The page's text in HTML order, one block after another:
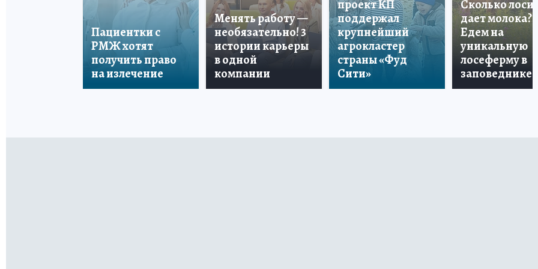
Пациентки с
РМЖ хотят
получить право
на излечение
Менять работу —
необязательно! 3
истории карьеры
в одной
компании
проект КП
поддержал
крупнейший
агрокластер
страны «Фуд
Сити»
Сколько лосиха
дает молока?
Едем на
уникальную
лосеферму в
заповеднике!